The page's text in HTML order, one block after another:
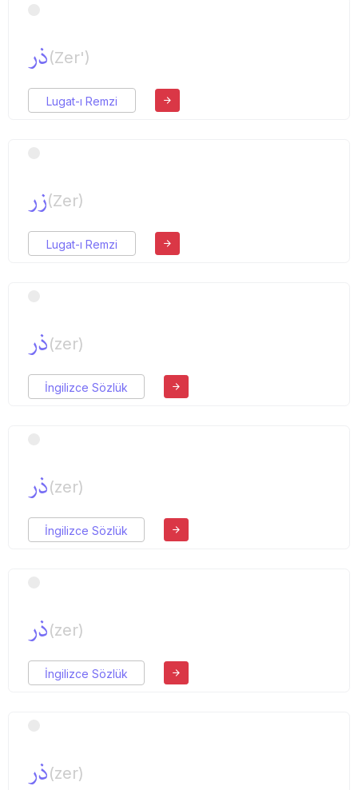
ذر(Zer')
Lugat-ı Remzi
زر(Zer)
Lugat-ı Remzi
ذر(zer)
İngilizce Sözlük
ذر(zer)
İngilizce Sözlük
ذر(zer)
İngilizce Sözlük
ذر(zer)